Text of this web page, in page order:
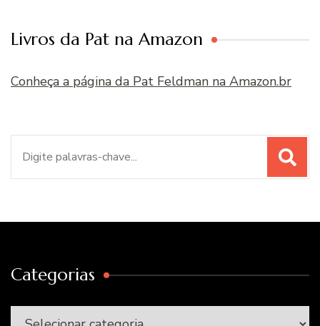
Livros da Pat na Amazon
Conheça a página da Pat Feldman na Amazon.br
Categorias
Categorias